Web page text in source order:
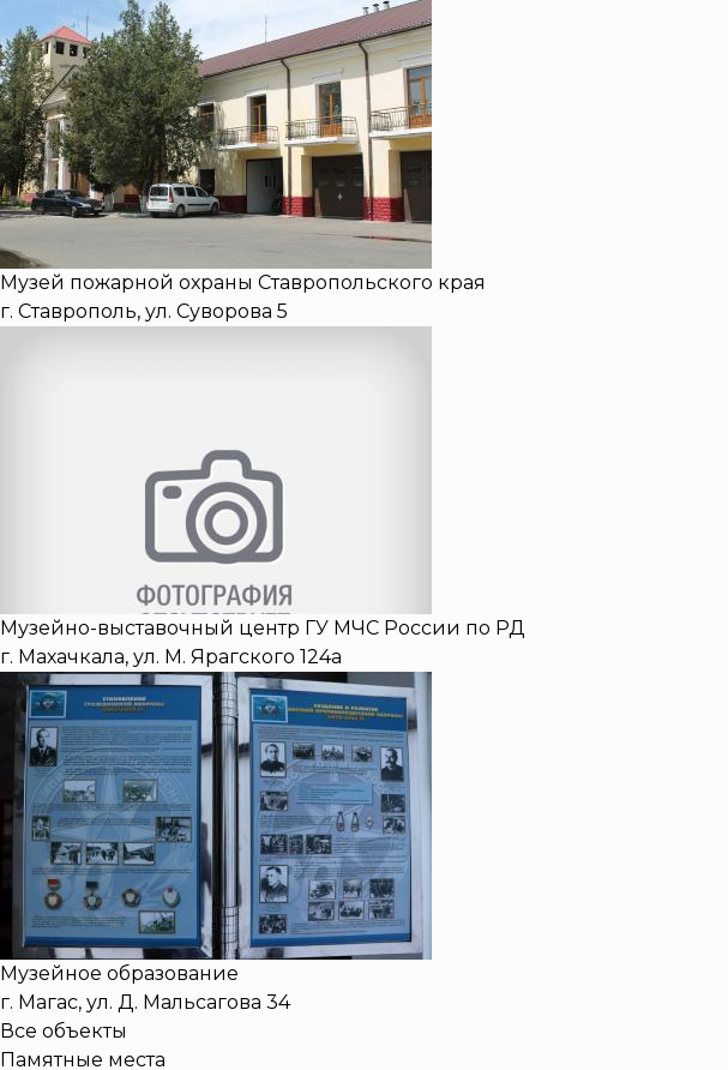
Музей пожарной охраны Ставропольского края
г. Ставрополь, ул. Суворова 5
Музейно-выставочный центр ГУ МЧС России по РД
г. Махачкала, ул. М. Ярагского 124а
Музейное образование
г. Магас, ул. Д. Мальсагова 34
Все объекты
Памятные места